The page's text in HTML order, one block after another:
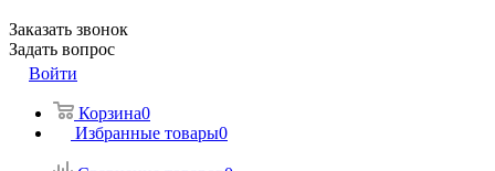
Заказать звонок
Задать вопрос
Войти
Корзина0
Избранные товары0